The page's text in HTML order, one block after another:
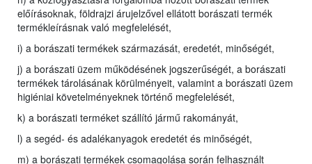
előírásoknak, földrajzi árujelzővel ellátott borászati termék
termékleírásnak való megfelelését,
i) a borászati termékek származását, eredetét, minőségét,
j) a borászati üzem működésének jogszerűségét, a borászati
termékek tárolásának körülményeit, valamint a borászati üzem
higiéniai követelményeknek történő megfelelését,
k) a borászati terméket szállító jármű rakományát,
l) a segéd- és adalékanyagok eredetét és minőségét,
m) a borászati termékek csomagolása során felhasznált